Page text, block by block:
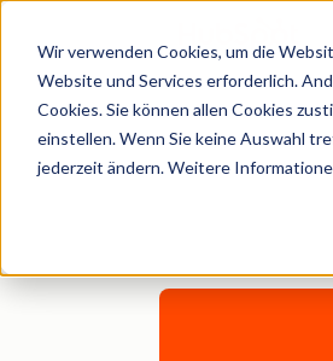
Wir verwenden Cookies, um die
Website und Services erforderlich.
Cookies. Sie können allen Cookies
einstellen. Wenn Sie keine Auswahl
jederzeit ändern. Weitere